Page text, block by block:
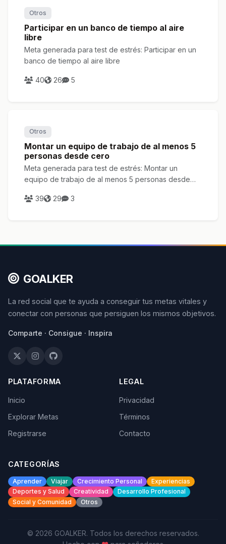
Otros
Participar en un banco de tiempo al aire
libre
Meta generada para test de estrés: Participar en un
banco de tiempo al aire libre
40 26 5
Otros
Montar un equipo de trabajo de al menos 5
personas desde cero
Meta generada para test de estrés: Montar un
equipo de trabajo de al menos 5 personas desde
39
29 3
GOALKER
La red social que te ayuda a conseguir tus metas vitales y
conectar con personas que persiguen los mismos objetivos.
Comparte · Consigue · Inspira
PLATAFORMA
Inicio
Explorar Metas
Registrarse
LEGAL
Privacidad
Términos
Contacto
CATEGORÍAS
Aprender Viajar Crecimiento Personal
Experiencias
Deportes y Salud
Creatividad
Desarrollo Profesional
Social y Comunidad
Otros
© 2026 GOALKER. Todos los derechos reservados.